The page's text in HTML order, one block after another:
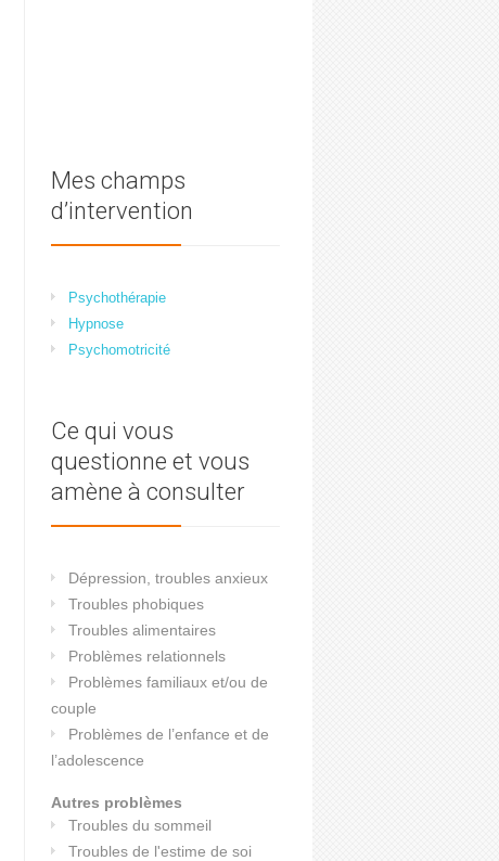
Mes champs
d’intervention
Psychothérapie
Hypnose
Psychomotricité
Ce qui vous
questionne et vous
amène à consulter
Dépression, troubles anxieux
Troubles phobiques
Troubles alimentaires
Problèmes relationnels
Problèmes familiaux et/ou de
couple
Problèmes de l’enfance et de
l’adolescence
Autres problèmes
Troubles du sommeil
Troubles de l'estime de soi